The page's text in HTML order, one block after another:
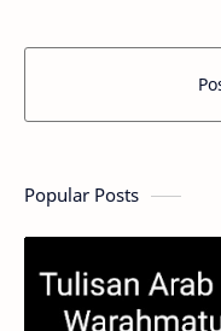
Popular Posts